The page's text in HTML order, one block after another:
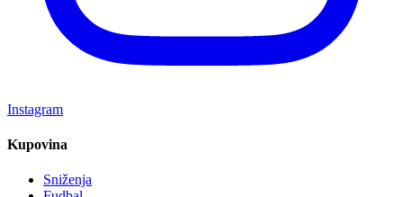
Instagram
Kupovina
Sniženja